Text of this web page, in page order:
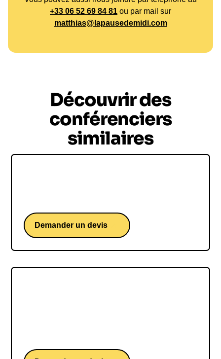
+33 06 52 69 84 81 ou par mail sur
matthias@lapausedemidi.com
Découvrir des
conférenciers
similaires
Demander un devis